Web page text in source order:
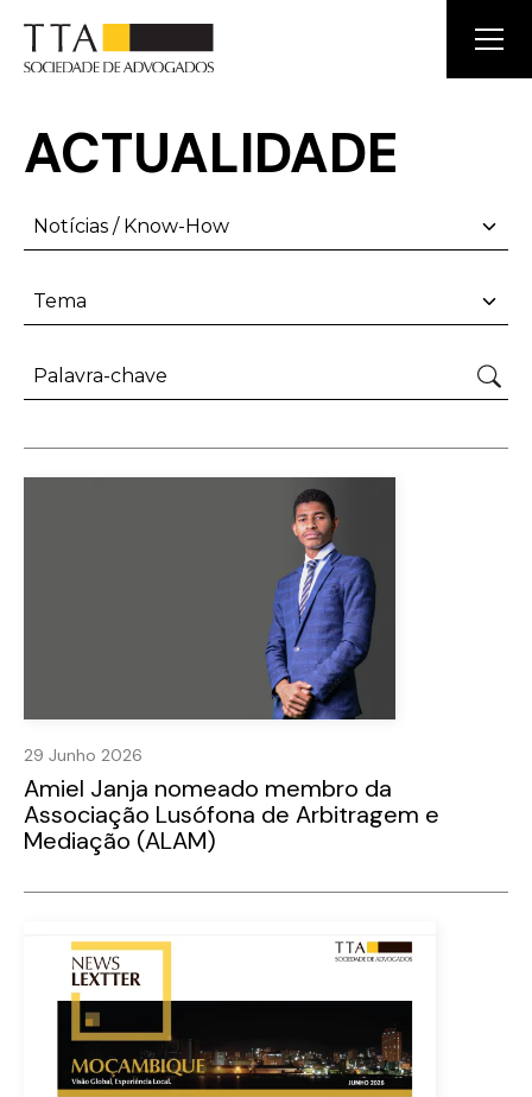
ACTUALIDADE
29 Junho 2026
Amiel Janja nomeado membro da
Associação Lusófona de Arbitragem e
Mediação (ALAM)